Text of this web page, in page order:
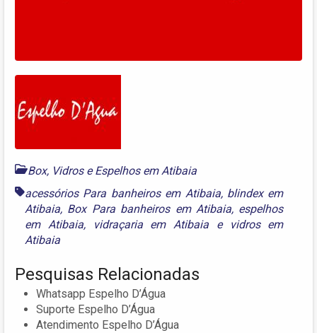
Box, Vidros e Espelhos em Atibaia
acessórios Para banheiros em Atibaia, blindex em
Atibaia, Box Para banheiros em Atibaia, espelhos
em Atibaia, vidraçaria em Atibaia e vidros em
Atibaia
Pesquisas Relacionadas
Whatsapp Espelho D’Água
Suporte Espelho D’Água
Atendimento Espelho D’Água